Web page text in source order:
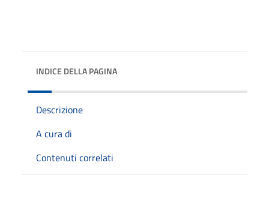
INDICE DELLA PAGINA
Descrizione
A cura di
Contenuti correlati